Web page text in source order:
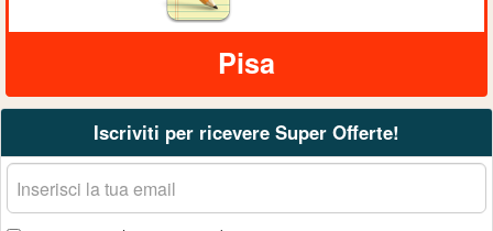
Pisa
Iscriviti per ricevere Super Offerte!
La
tua
email